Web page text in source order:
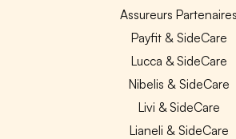
Assureurs Partenaires
Payfit & SideCare
Lucca & SideCare
Nibelis & SideCare
Livi & SideCare
Lianeli & SideCare